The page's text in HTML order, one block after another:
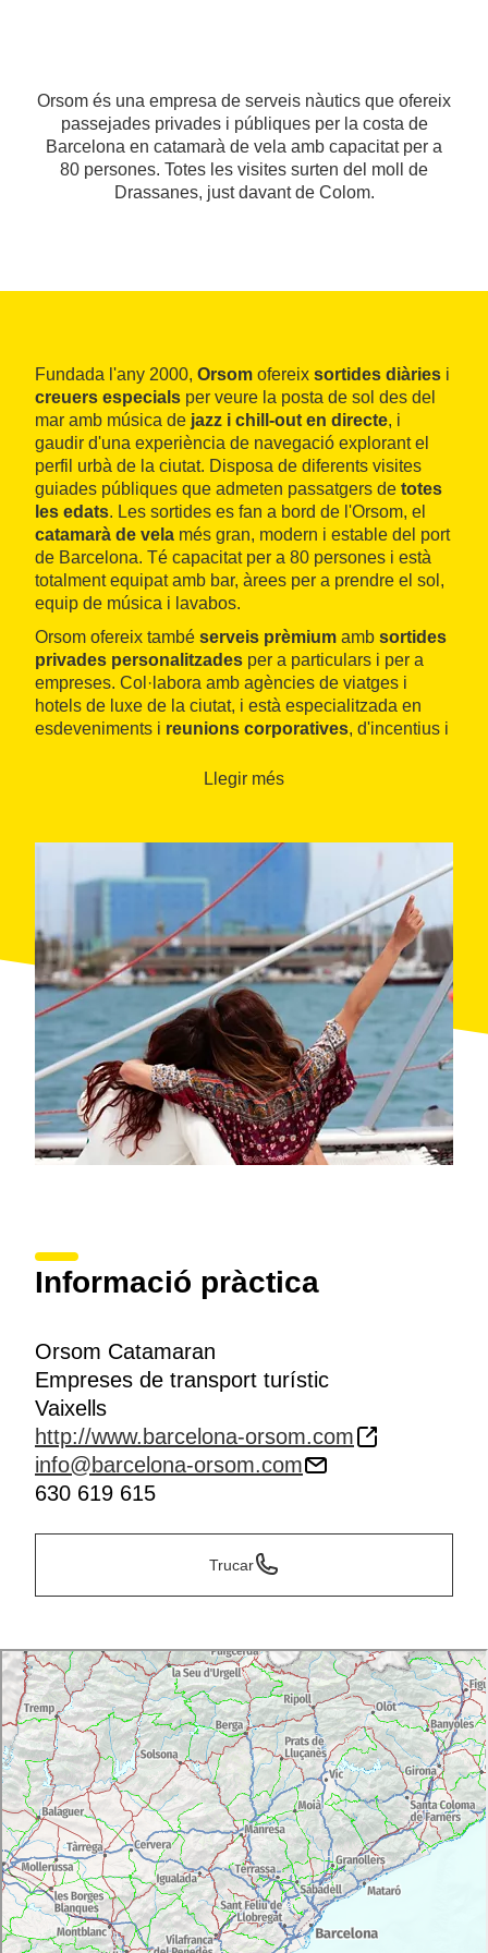
Orsom és una empresa de serveis nàutics que ofereix
passejades privades i públiques per la costa de
Barcelona en catamarà de vela amb capacitat per a
80 persones. Totes les visites surten del moll de
Drassanes, just davant de Colom.
Fundada l'any 2000, Orsom ofereix sortides diàries i
creuers especials per veure la posta de sol des del
mar amb música de jazz i chill-out en directe, i
gaudir d'una experiència de navegació explorant el
perfil urbà de la ciutat. Disposa de diferents visites
guiades públiques que admeten passatgers de totes
les edats. Les sortides es fan a bord de l'Orsom, el
catamarà de vela més gran, modern i estable del port
de Barcelona. Té capacitat per a 80 persones i està
totalment equipat amb bar, àrees per a prendre el sol,
equip de música i lavabos.
Orsom ofereix també serveis prèmium amb sortides
privades personalitzades per a particulars i per a
empreses. Col·labora amb agències de viatges i
hotels de luxe de la ciutat, i està especialitzada en
esdeveniments i reunions corporatives, d'incentius i
Llegir més
Informació pràctica
Orsom Catamaran
Empreses de transport turístic
Vaixells
http://www.barcelona-orsom.com
info@barcelona-orsom.com
630 619 615
Trucar